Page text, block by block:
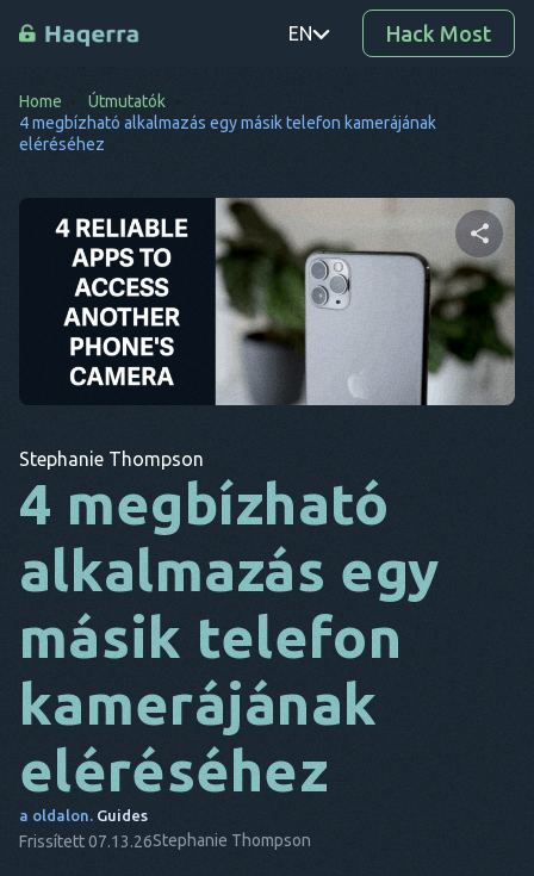
EN
PT
DE
SV
CS
DA
EZ
FR
NL
PT
Hack Most
Home
Útmutatók
4 megbízható alkalmazás egy másik telefon kamerájának
eléréséhez
Ossza meg ezt a cikket
Facebook Link másolása
Stephanie Thompson
4 megbízható
alkalmazás egy
másik telefon
kamerájának
eléréséhez
a oldalon. Guides
Frissített 07.13.26Stephanie Thompson